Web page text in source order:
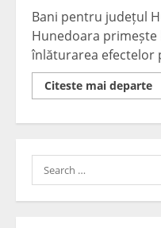
Bani pentru județul
Hunedoara
înlăturarea efectelor
Citeste mai departe
Search
for: